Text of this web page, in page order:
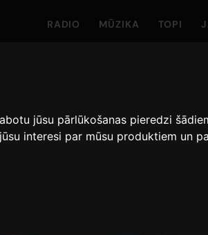
jūsu pārlūkošanas pieredzi
interesi par mūsu produktiem un
RADIO MŪZIKA TOPI